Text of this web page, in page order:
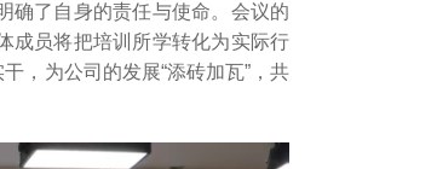
确了自身的责任与使命。会议的
成员将把培训所学转化为实际行
，为公司的发展“添砖加瓦”，共